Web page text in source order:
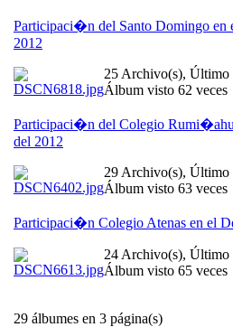
Participaci�n del Santo Domingo en
2012
25 Archivo(s), Último
Álbum visto 62 veces
Participaci�n del Colegio
del 2012
29 Archivo(s), Último
Álbum visto 63 veces
Participaci�n Colegio Atenas en el
24 Archivo(s), Último
Álbum visto 65 veces
29 álbumes en 3 página(s)